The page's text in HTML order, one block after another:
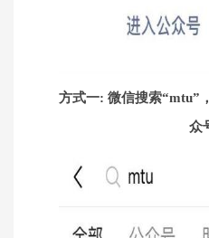
方式一: 微信搜索“mtu”
众